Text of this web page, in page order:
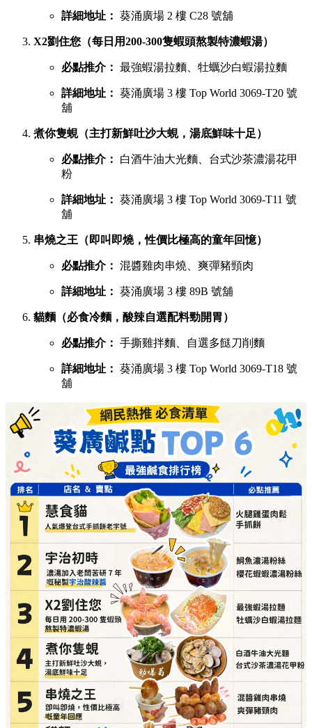
詳細地址： 葵涌廣場 2 樓 C28 號舖
X2劉住您（每日用200-300隻蝦頭熬製特濃蝦湯）
必點推介： 最強蝦湯拉麵、牡蠣沙白蝦湯拉麵
詳細地址： 葵涌廣場 3 樓 Top World 3069-T20 號
舖
煮你隻蜆（主打新鮮吐沙大蜆，湯底鮮味十足）
必點推介：
白酒牛油大光麵、台式沙茶濃湯花甲
粉
詳細地址： 葵涌廣場 3 樓 Top World 3069-T11 號
舖
串燒之王（即叫即燒，性價比極高的童年回憶）
必點推介： 混醬雞肉串燒、爽彈豬頸肉
詳細地址： 葵涌廣場 3 樓 89B 號舖
貓麵（必食冷麵，酸辣自選配料勁開胃）
必點推介： 手撕雞拌麵、自選多餸刀削麵
詳細地址： 葵涌廣場 3 樓 Top World 3069-T18 號
舖